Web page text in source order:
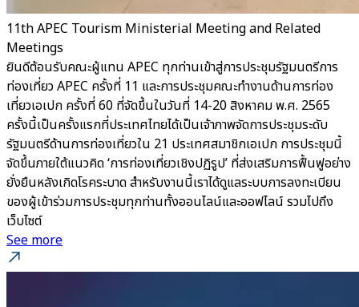
11th APEC Tourism Ministerial Meeting and Related
Meetings
ยินดีต้อนรับคณะผู้แทน APEC ทุกท่านเข้าสู่การประชุมรัฐมนตรีการ
ท่องเที่ยว APEC ครั้งที่ 11 และการประชุมคณะทำงานด้านการท่อง
เที่ยวเอเปก ครั้งที่ 60 ที่จัดขึ้นในวันที่ 14-20 สิงหาคม พ.ศ. 2565
ครั้งนี้เป็นครั้งแรกที่ประเทศไทยได้เป็นเจ้าภาพจัดการประชุมระดับ
รัฐมนตรีด้านการท่องเที่ยวใน 21 ประเทศสมาชิกเอเปก การประชุมนี้
จัดขึ้นภายใต้แนวคิด ‘การท่องเที่ยวเชิงปฏิรูป’ ที่ส่งเสริมการฟื้นฟูอย่าง
ยั่งยืนหลังเกิดโรคระบาด สำหรับงานนี้เราได้ดูแลระบบการลงทะเบียน
ของผู้เข้าร่วมการประชุมทุกท่านทั้งออนไลน์และออฟไลน์ รวมไปถึง
เว็บไซต์
See more